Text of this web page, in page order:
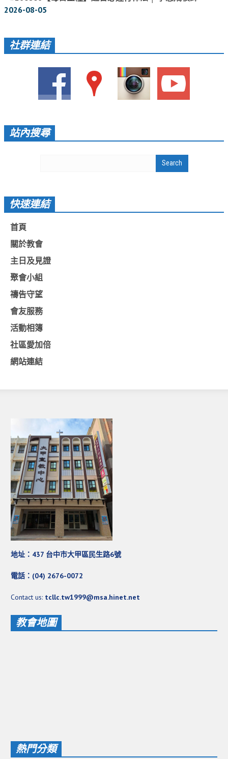
社區愛加倍
愛加倍協會介紹
愛加倍活動相簿
陪讀班活動相簿
讚美之泉 YOUTUBE 頻道
聖經 和合本
每日研經釋義
信望愛全球資訊網
蒲公英希望基金會
好消息衛星電視台
豐盛國際事工 – AIM
2026-08-05
社群連結
站內搜尋
快速連結
首頁
關於教會
主日及見證
聚會小組
禱告守望
會友服務
活動相簿
社區愛加倍
網站連結
地址：437 台中市大甲區民生路6號
電話：(04) 2676-0072
Contact us: tcllc.tw1999@msa.hinet.net
教會地圖
熱門分類